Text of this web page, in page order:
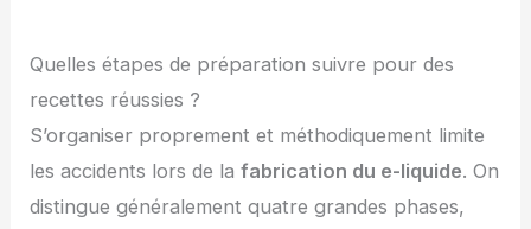
Quelles étapes de préparation suivre pour des
recettes réussies ?
S’organiser proprement et méthodiquement limite
les accidents lors de lafabrication du e-liquide. On
distingue généralement quatre grandes phases,